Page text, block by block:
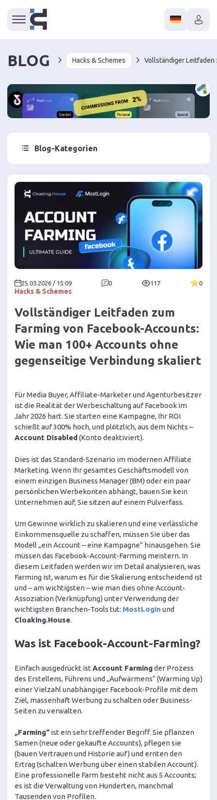
BLOG Hacks & Schemes
Blog-Kategorien
Hacks & Schemes
25.03.2026 / 15:09 0 117 0
Vollständiger Leitfaden zum
Farming von Facebook-Accounts:
Wie man 100+ Accounts ohne
gegenseitige Verbindung skaliert
Für Media Buyer, Affiliate-Marketer und Agenturbesitzer
ist die Realität der Werbeschaltung auf Facebook im
Jahr 2026 hart. Sie starten eine Kampagne, Ihr ROI
schießt auf 300% hoch, und plötzlich, aus dem Nichts –
Account Disabled(Konto deaktiviert).
Dies ist das Standard-Szenario im modernen Affiliate
Marketing. Wenn Ihr gesamtes Geschäftsmodell von
einem einzigen Business Manager (BM) oder ein paar
persönlichen Werbekonten abhängt, bauen Sie kein
Unternehmen auf; Sie sitzen auf einem Pulverfass.
Um Gewinne wirklich zu skalieren und eine verlässliche
Einkommensquelle zu schaffen, müssen Sie über das
Modell „ein Account – eine Kampagne“ hinausgehen. Sie
müssen das Facebook-Account-Farming meistern. In
diesem Leitfaden werden wir im Detail analysieren, was
Farming ist, warum es für die Skalierung entscheidend ist
und – am wichtigsten – wie man dies ohne Account-
Assoziation (Verknüpfung) unter Verwendung der
wichtigsten Branchen-Tools tut: MostLogin und
Cloaking.House.
Was ist Facebook-Account-Farming?
Einfach ausgedrückt ist Account Farmingder Prozess
des Erstellens, Führens und „Aufwärmens“ (Warming Up)
einer Vielzahl unabhängiger Facebook-Profile mit dem
Ziel, massenhaft Werbung zu schalten oder Business-
Seiten zu verwalten.
„Farming“ ist ein sehr treffender Begriff. Sie pflanzen
Samen (neue oder gekaufte Accounts), pflegen sie
(bauen Vertrauen und Historie auf) und ernten den
Ertrag (schalten Werbung über einen stabilen Account).
Eine professionelle Farm besteht nicht aus 5 Accounts;
es ist die Verwaltung von Hunderten, manchmal
Tausenden von Profilen.